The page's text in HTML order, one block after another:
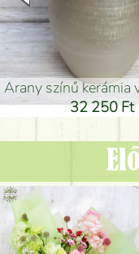
arany színű kerámia váza
32 250 Ft